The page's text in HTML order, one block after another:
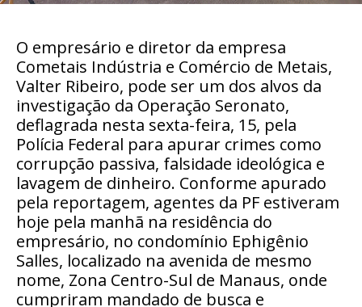
O empresário e diretor da empresa
Cometais Indústria e Comércio de Metais,
Valter Ribeiro, pode ser um dos alvos da
investigação da Operação Seronato,
deflagrada nesta sexta-feira, 15, pela
Polícia Federal para apurar crimes como
corrupção passiva, falsidade ideológica e
lavagem de dinheiro. Conforme apurado
pela reportagem, agentes da PF estiveram
hoje pela manhã na residência do
empresário, no condomínio Ephigênio
Salles, localizado na avenida de mesmo
nome, Zona Centro-Sul de Manaus, onde
cumpriram mandado de busca e